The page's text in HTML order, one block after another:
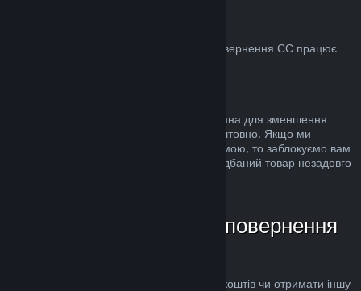
Для пояснення, яким чином право на повернення ЄС працює
Можливість повернення коштів була додана для зменшення
ризиків, а не як спосіб грати в ігри безкоштовно. Якщо ми
помітимо, що ви зловживаєте цією системою, то заблокуємо вам
доступ до неї. Повернення коштів за придбаний товар незадовго
Як надіслати запит на повернення
Ви можете подати запит на повернення коштів чи отримати іншу